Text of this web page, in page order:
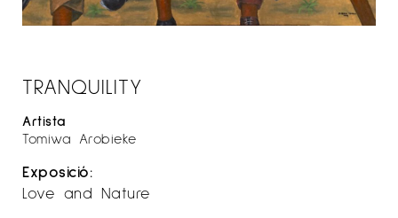
TRANQUILITY
Artista
Tomiwa Arobieke
Exposició:
Love and Nature